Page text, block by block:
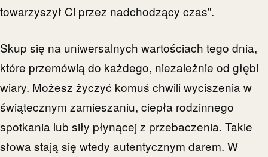
towarzyszył Ci przez nadchodzący czas”.
Skup się na uniwersalnych wartościach tego dnia,
które przemówią do każdego, niezależnie od głębi
wiary. Możesz życzyć komuś chwili wyciszenia w
świątecznym zamieszaniu, ciepła rodzinnego
spotkania lub siły płynącej z przebaczenia. Takie
słowa stają się wtedy autentycznym darem. W